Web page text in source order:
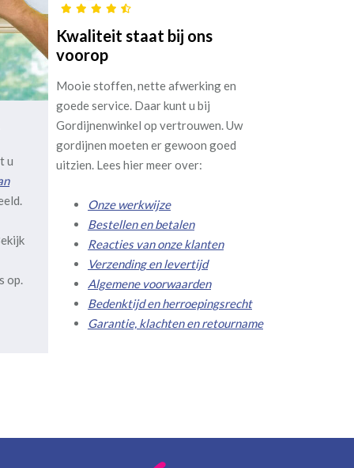
u
op.
Kwaliteit staat bij ons
voorop
Mooie stoffen, nette afwerking en
goede service. Daar kunt u bij
Gordijnenwinkel op vertrouwen. Uw
gordijnen moeten er gewoon goed
uitzien. Lees hier meer over:
Onze werkwijze
Bestellen en betalen
Reacties van onze klanten
Verzending en levertijd
Algemene voorwaarden
Bedenktijd en herroepingsrecht
Garantie, klachten en retourname